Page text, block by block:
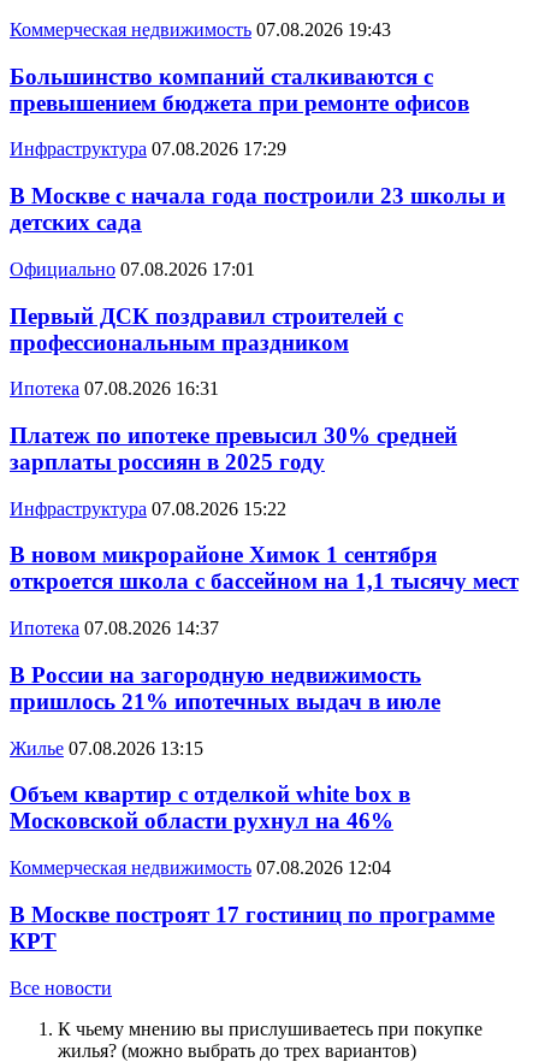
Коммерческая недвижимость 07.08.2026 19:43
Большинство компаний сталкиваются с
превышением бюджета при ремонте офисов
Инфраструктура 07.08.2026 17:29
В Москве с начала года построили 23 школы и
детских сада
Официально 07.08.2026 17:01
Первый ДСК поздравил строителей с
профессиональным праздником
Ипотека 07.08.2026 16:31
Платеж по ипотеке превысил 30% средней
зарплаты россиян в 2025 году
Инфраструктура 07.08.2026 15:22
В новом микрорайоне Химок 1 сентября
откроется школа с бассейном на 1,1 тысячу мест
Ипотека 07.08.2026 14:37
В России на загородную недвижимость
пришлось 21% ипотечных выдач в июле
Жилье 07.08.2026 13:15
Объем квартир с отделкой white box в
Московской области рухнул на 46%
Коммерческая недвижимость 07.08.2026 12:04
В Москве построят 17 гостиниц по программе
КРТ
Все новости
К чьему мнению вы прислушиваетесь при покупке
жилья? (можно выбрать до трех вариантов)